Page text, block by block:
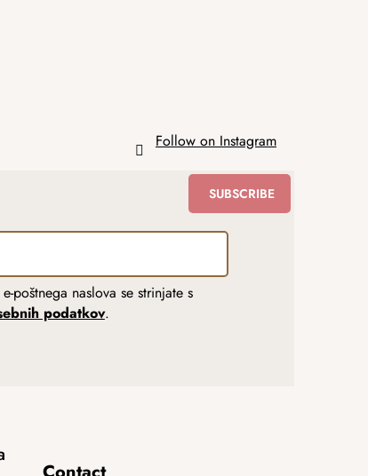
Follow on Instagram
poštnega naslova se strinjate s
podatkov.
SUBSCRIBE